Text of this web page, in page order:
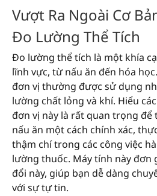
Vượt Ra Ngoài Cơ
Đo Lường Thể Tích
Đo lường thể tích là một khía
lĩnh vực, từ nấu ăn đến hóa
đơn vị thường được sử dụng
lường chất lỏng và khí. Hiểu
đơn vị này là rất quan trọng để
nấu ăn một cách chính xác,
thậm chí trong các công việc
lường thuốc. Máy tính này đơn
đổi này, giúp bạn dễ dàng
với sự tự tin.